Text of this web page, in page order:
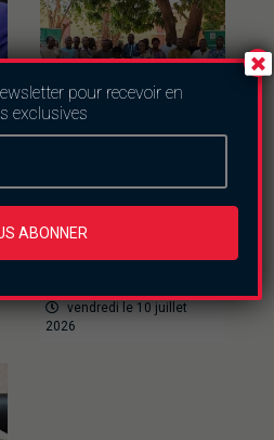
professionnelle de
80 % pour ses
vendredi le 10 juillet
2026
pour recevoir en
exclusives
ABONNER